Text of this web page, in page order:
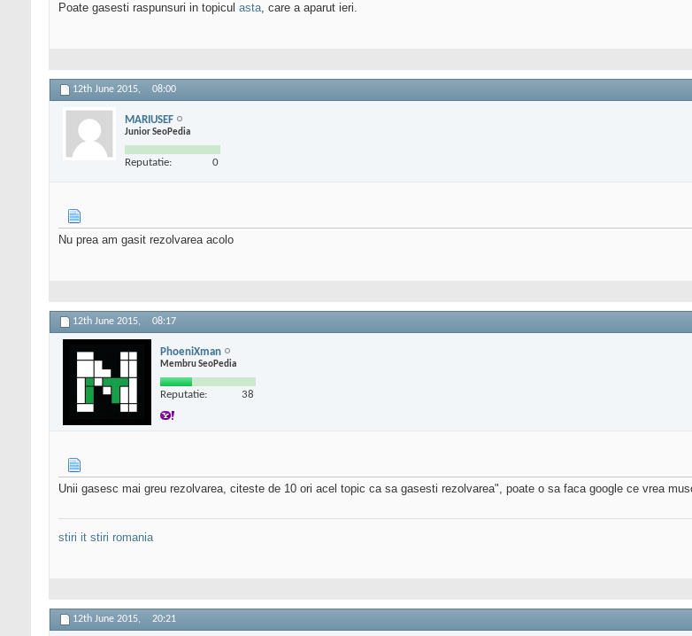
Poate gasesti raspunsuri in topicul asta, care a aparut ieri.
12th June 2015, 08:00
MARIUSEF
Junior SeoPedia
Reputatie: 0
Nu prea am gasit rezolvarea acolo
12th June 2015, 08:17
PhoeniXman
Membru SeoPedia
Reputatie: 38
Unii gasesc mai greu rezolvarea, citeste de 10 ori acel topic ca sa gasesti rezolvarea", poate o sa faca google ce vrea
stiri it stiri romania
12th June 2015, 20:21